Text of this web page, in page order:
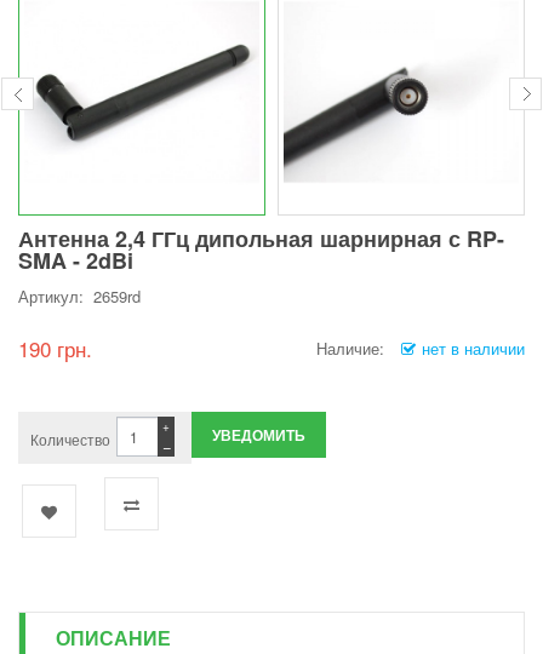
Антенна 2,4 ГГц дипольная шарнирная с RP-
SMA - 2dBi
Артикул: 2659rd
190 грн. Наличие: нет в наличии
Количество −
+ УВЕДОМИТЬ
ОПИСАНИЕ